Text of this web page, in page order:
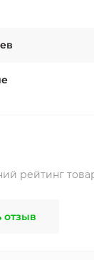
рейтинг
отзыв